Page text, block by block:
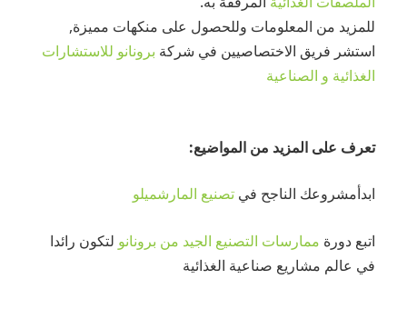
للمزيد من المعلومات وللحصول على منكهات مميزة,
استشر فريق الاختصاصيين في شركة برونانو للاستشارات
الغذائية و الصناعية
تعرف على المزيد من المواضيع:
ابدأمشروعك الناجح في تصنيع المارشميلو
اتبع دورة ممارسات التصنيع الجيد من برونانو لتكون رائدا
في عالم مشاريع صناعية الغذائية